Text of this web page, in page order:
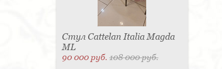
Стул Cattelan Italia Magda
ML
90 000 руб.108 000 руб.